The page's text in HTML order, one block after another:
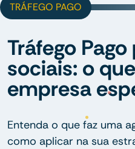
TRÁFEGO PAGO
Tráfego
sociais: o
empresa
Entenda o que faz uma
como aplicar na sua